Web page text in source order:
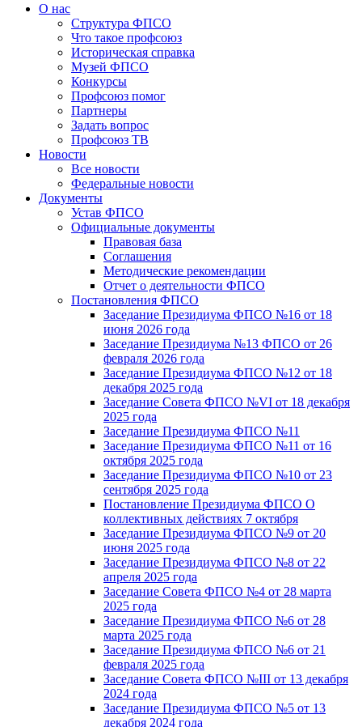
О нас
Структура ФПСО
Что такое профсоюз
Историческая справка
Музей ФПСО
Конкурсы
Профсоюз помог
Партнеры
Задать вопрос
Профсоюз ТВ
Новости
Все новости
Федеральные новости
Документы
Устав ФПСО
Официальные документы
Правовая база
Соглашения
Методические рекомендации
Отчет о деятельности ФПСО
Постановления ФПСО
Заседание Президиума ФПСО №16 от 18
июня 2026 года
Заседание Президиума №13 ФПСО от 26
февраля 2026 года
Заседание Президиума ФПСО №12 от 18
декабря 2025 года
Заседание Совета ФПСО №VI от 18 декабря
2025 года
Заседание Президиума ФПСО №11
Заседание Президиума ФПСО №11 от 16
октября 2025 года
Заседание Президиума ФПСО №10 от 23
сентября 2025 года
Постановление Президиума ФПСО О
коллективных действиях 7 октября
Заседание Президиума ФПСО №9 от 20
июня 2025 года
Заседание Президиума ФПСО №8 от 22
апреля 2025 года
Заседание Совета ФПСО №4 от 28 марта
2025 года
Заседание Президиума ФПСО №6 от 28
марта 2025 года
Заседание Президиума ФПСО №6 от 21
февраля 2025 года
Заседание Совета ФПСО №III от 13 декабря
2024 года
Заседание Президиума ФПСО №5 от 13
декабря 2024 года